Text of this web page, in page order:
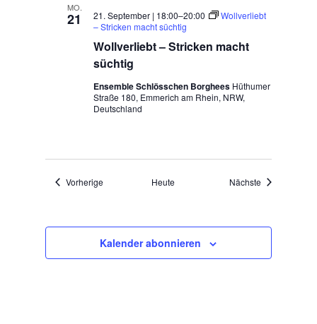
MO.
21
Wollverliebt – Stricken macht
süchtig
21. September | 18:00–20:00
Wollverliebt
– Stricken macht süchtig
Ensemble Schlösschen Borghees Hüthumer
Straße 180, Emmerich am Rhein, NRW,
Deutschland
Vorherige Veranstaltungen
Heute Nächste
Kalender abonnieren